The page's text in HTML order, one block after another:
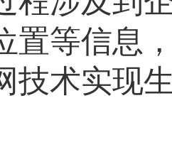
置等信息
技术实现